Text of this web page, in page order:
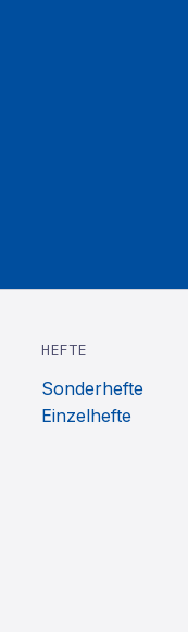
HEFTE
Sonderhefte
Einzelhefte